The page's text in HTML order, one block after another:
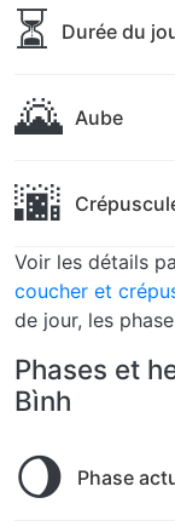
⏳ Durée du
🌄 Aube
🌆
Voir les détails
coucher et
de jour, les
Phases et
Bình
🌖 Phase